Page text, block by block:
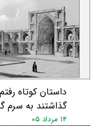
داستان کوتاه
گذاشتند به سرم
۱۴ مرداد ۰۵